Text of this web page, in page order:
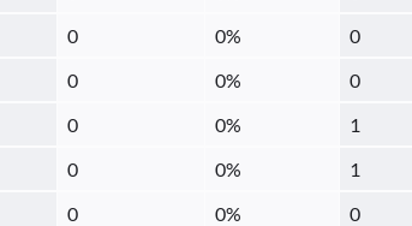
0 0% 0
0 0% 0
0 0% 1
0 0% 1
0 0% 0